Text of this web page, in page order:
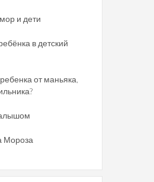
и дети
в детский
от маньяка,
Мороза